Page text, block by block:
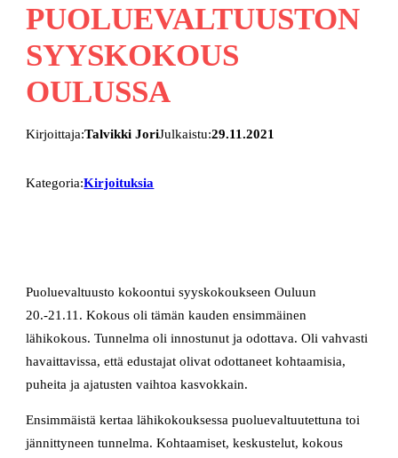
PUOLUEVALTUUSTON
SYYSKOKOUS
OULUSSA
Kirjoittaja:Talvikki JoriJulkaistu:29.11.2021
Kategoria:Kirjoituksia
Puoluevaltuusto kokoontui syyskokoukseen Ouluun
20.-21.11. Kokous oli tämän kauden ensimmäinen
lähikokous. Tunnelma oli innostunut ja odottava. Oli vahvasti
havaittavissa, että edustajat olivat odottaneet kohtaamisia,
puheita ja ajatusten vaihtoa kasvokkain.
Ensimmäistä kertaa lähikokouksessa puoluevaltuutettuna toi
jännittyneen tunnelma. Kohtaamiset, keskustelut, kokous